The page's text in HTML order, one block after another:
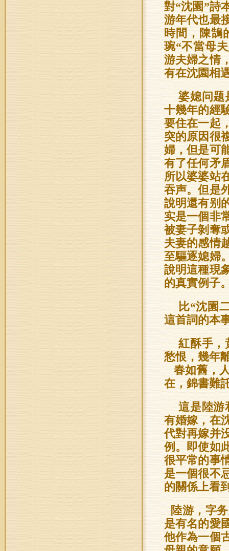
對“沈園”詩
游年代也最
時間，陳鵠
琬“不當母
游夫婦之情
有在沈園相
婆媳问题
十幾年的經
要住在一起
突的原因很
婦，但是可
有了任何矛
所以婆婆站
吞声。但是
說明還有别
实是一個非
被妻子剝奪
夫妻的感情
至驅逐媳婦
說明這種現
的真實例子
比“沈園
這首詞的本
紅酥手，
愁恨，幾年
春如舊，
在，錦書難
這是陸游
有婚嫁，在
代對再嫁并
例。即使如
很平常的事
是一個很不
的關係上看
陸游，字
是有名的愛
他作為一個